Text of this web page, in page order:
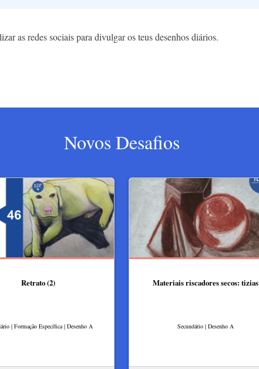
as redes sociais para divulgar os teus desenhos diários.
Novos Desafios
Retrato (2)
| Formação Específica | Desenho A
Materiais riscadores secos: tizias
Secundário | Desenho A